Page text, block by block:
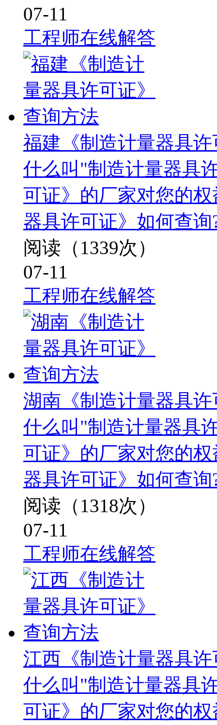
07-11
工程师在线解答
福建《制造计量器具
什么叫"制造计量器具
可证》的厂家对您的
器具许可证》如何查
阅读（1339次）
07-11
工程师在线解答
湖南《制造计量器具
什么叫"制造计量器具
可证》的厂家对您的
器具许可证》如何查
阅读（1318次）
07-11
工程师在线解答
江西《制造计量器具
什么叫"制造计量器具
可证》的厂家对您的